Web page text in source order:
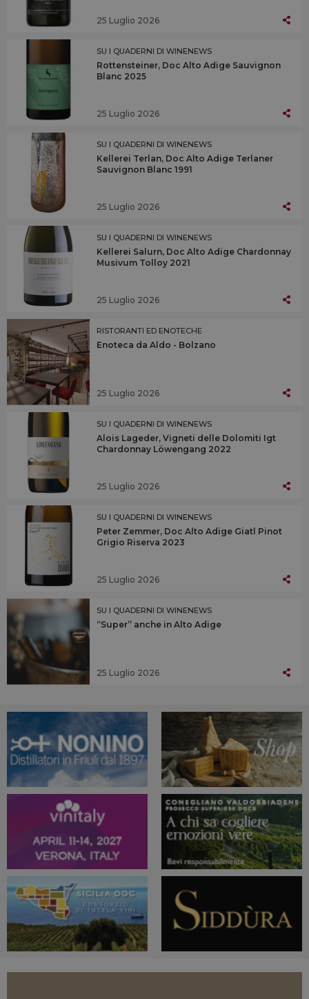
25 Luglio 2026
SU I QUADERNI DI WINENEWS
Rottensteiner, Doc Alto Adige Sauvignon
Blanc 2025
25 Luglio 2026
SU I QUADERNI DI WINENEWS
Kellerei Terlan, Doc Alto Adige Terlaner
Sauvignon Blanc 1991
25 Luglio 2026
SU I QUADERNI DI WINENEWS
Kellerei Salurn, Doc Alto Adige Chardonnay
Musivum Tolloy 2021
25 Luglio 2026
RISTORANTI ED ENOTECHE
Enoteca da Aldo - Bolzano
25 Luglio 2026
SU I QUADERNI DI WINENEWS
Alois Lageder, Vigneti delle Dolomiti Igt
Chardonnay Löwengang 2022
25 Luglio 2026
SU I QUADERNI DI WINENEWS
Peter Zemmer, Doc Alto Adige Giatl Pinot
Grigio Riserva 2023
25 Luglio 2026
SU I QUADERNI DI WINENEWS
“Super” anche in Alto Adige
25 Luglio 2026